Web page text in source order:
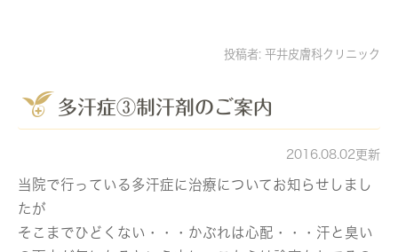
投稿者: 平井皮膚科クリニック
多汗症③制汗剤のご案内
2016.08.02更新
当院で行っている多汗症に治療についてお知らせしまし
たが
そこまでひどくない・・・かぶれは心配・・・汗と臭い